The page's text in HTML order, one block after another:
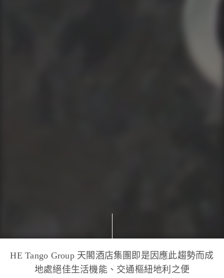
HE Tango Group 天閣酒店集團即是因應此趨勢而成
地處絕佳生活機能、交通樞紐地利之便